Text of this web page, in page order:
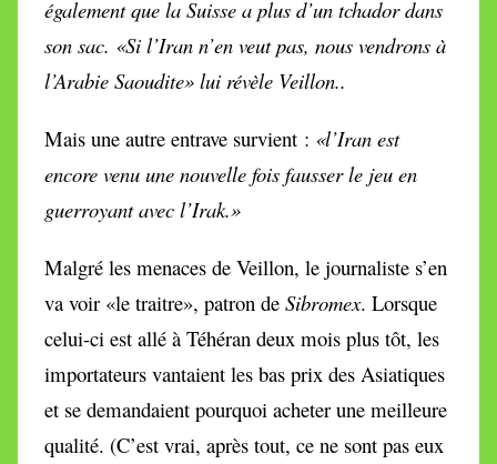
également que la Suisse a plus d’un tchador dans
son sac. «Si l’Iran n’en veut pas, nous vendrons à
l’Arabie Saoudite» lui révèle Veillon..
Mais une autre entrave survient : «l’Iran est
encore venu une nouvelle fois fausser le jeu en
guerroyant avec l’Irak.»
Malgré les menaces de Veillon, le journaliste s’en
va voir «le traitre», patron de Sibromex. Lorsque
celui-ci est allé à Téhéran deux mois plus tôt, les
importateurs vantaient les bas prix des Asiatiques
et se demandaient pourquoi acheter une meilleure
qualité. (C’est vrai, après tout, ce ne sont pas eux